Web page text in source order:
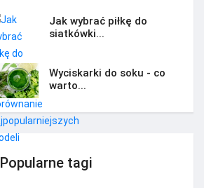
Jak wybrać piłkę do
siatkówki...
Wyciskarki do soku - co
warto...
Popularne tagi